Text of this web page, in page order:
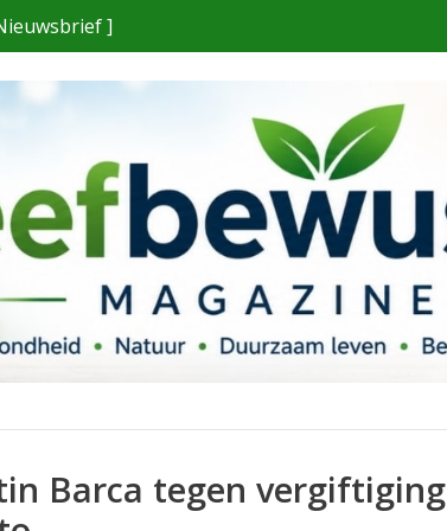
]
Barca tegen vergiftiging